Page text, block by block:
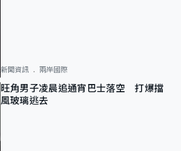
新聞資訊 兩岸國際
旺角男子凌晨追通宵巴士落空 打爆擋
風玻璃逃去